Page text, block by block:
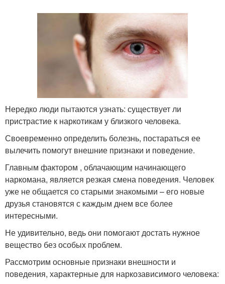
Нередко люди пытаются узнать: существует ли
пристрастие к наркотикам у близкого человека.
Своевременно определить болезнь, постараться ее
вылечить помогут внешние признаки и поведение.
Главным фактором , облачающим начинающего
наркомана, является резкая смена поведения. Человек
уже не общается со старыми знакомыми – его новые
друзья становятся с каждым днем все более
интересными.
Не удивительно, ведь они помогают достать нужное
вещество без особых проблем.
Рассмотрим основные признаки внешности и
поведения, характерные для наркозависимого человека: